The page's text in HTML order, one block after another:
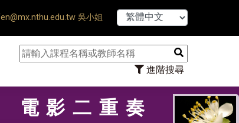
吳小姐
進階搜尋
【7/31】114
影二重奏